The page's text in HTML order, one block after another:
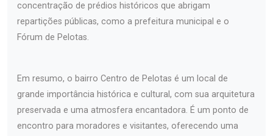
concentração de prédios históricos que abrigam
repartições públicas, como a prefeitura municipal e o
Fórum de Pelotas.
Em resumo, o bairro Centro de Pelotas é um local de
grande importância histórica e cultural, com sua arquitetura
preservada e uma atmosfera encantadora. É um ponto de
encontro para moradores e visitantes, oferecendo uma